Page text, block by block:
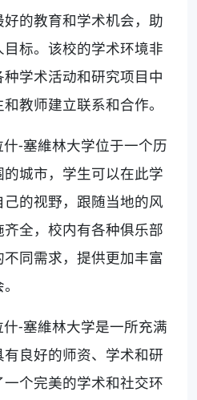
的教育和学术机会，助
标。该校的学术环境非
学术活动和研究项目中
教师建立联系和合作。
-塞維林大学位于一个历
城市，学生可以在此学
的视野，跟随当地的风
全，校内有各种俱乐部
同需求，提供更加丰富
-塞維林大学是一所充满
良好的师资、学术和研
个完美的学术和社交环